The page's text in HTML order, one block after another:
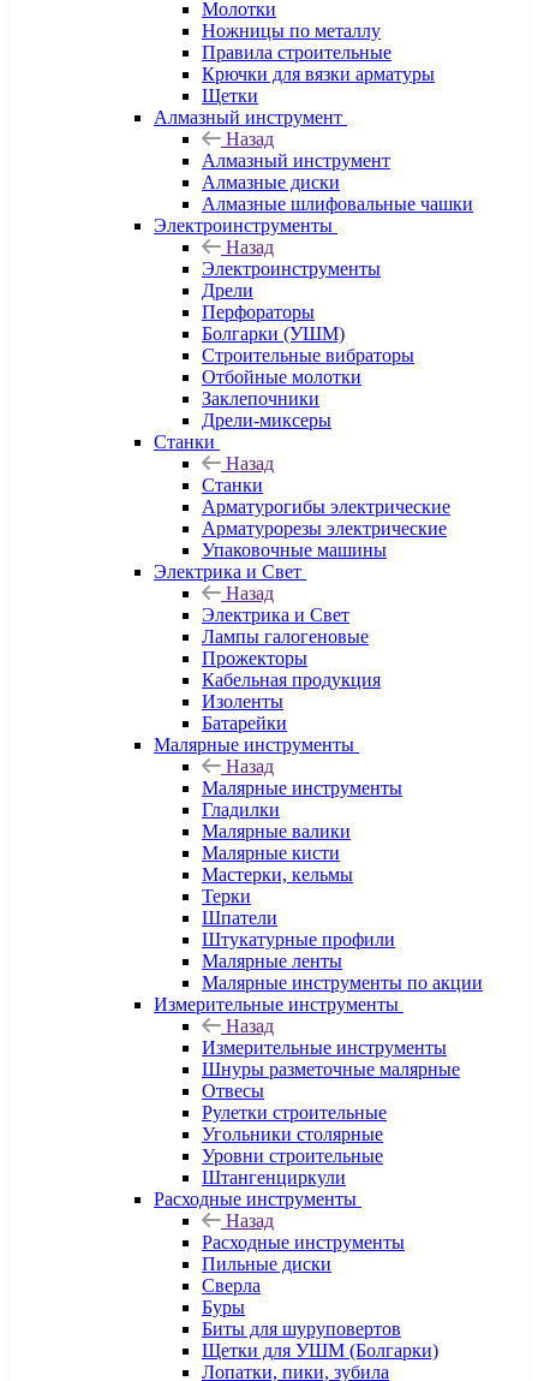
Молотки
Ножницы по металлу
Правила строительные
Крючки для вязки арматуры
Щетки
Алмазный инструмент
Назад
Алмазный инструмент
Алмазные диски
Алмазные шлифовальные чашки
Электроинструменты
Назад
Электроинструменты
Дрели
Перфораторы
Болгарки (УШМ)
Строительные вибраторы
Отбойные молотки
Заклепочники
Дрели-миксеры
Станки
Назад
Станки
Арматурогибы электрические
Арматурорезы электрические
Упаковочные машины
Электрика и Свет
Назад
Электрика и Свет
Лампы галогеновые
Прожекторы
Кабельная продукция
Изоленты
Батарейки
Малярные инструменты
Назад
Малярные инструменты
Гладилки
Малярные валики
Малярные кисти
Мастерки, кельмы
Терки
Шпатели
Штукатурные профили
Малярные ленты
Малярные инструменты по акции
Измерительные инструменты
Назад
Измерительные инструменты
Шнуры разметочные малярные
Отвесы
Рулетки строительные
Угольники столярные
Уровни строительные
Штангенциркули
Расходные инструменты
Назад
Расходные инструменты
Пильные диски
Сверла
Буры
Биты для шуруповертов
Щетки для УШМ (Болгарки)
Лопатки, пики, зубила